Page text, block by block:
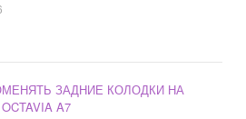
ЗАДНИЕ КОЛОДКИ НА
A7